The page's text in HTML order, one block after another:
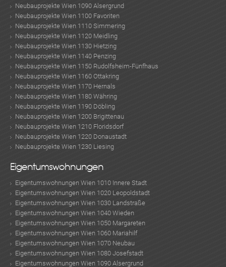
Neubauprojekte Wien 1090 Alsergrund
Neubauprojekte Wien 1100 Favoriten
Neubauprojekte Wien 1110 Simmering
Neubauprojekte Wien 1120 Meidling
Neubauprojekte Wien 1130 Hietzing
Neubauprojekte Wien 1140 Penzing
Neubauprojekte Wien 1150 Rudolfsheim-Fünfhaus
Neubauprojekte Wien 1160 Ottakring
Neubauprojekte Wien 1170 Hernals
Neubauprojekte Wien 1180 Währing
Neubauprojekte Wien 1190 Döbling
Neubauprojekte Wien 1200 Brigittenau
Neubauprojekte Wien 1210 Floridsdorf
Neubauprojekte Wien 1220 Donaustadt
Neubauprojekte Wien 1230 Liesing
Eigentumswohnungen
Eigentumswohnungen Wien 1010 Innere Stadt
Eigentumswohnungen Wien 1020 Leopoldstadt
Eigentumswohnungen Wien 1030 Landstraße
Eigentumswohnungen Wien 1040 Wieden
Eigentumswohnungen Wien 1050 Margareten
Eigentumswohnungen Wien 1060 Mariahilf
Eigentumswohnungen Wien 1070 Neubau
Eigentumswohnungen Wien 1080 Josefstadt
Eigentumswohnungen Wien 1090 Alsergrund